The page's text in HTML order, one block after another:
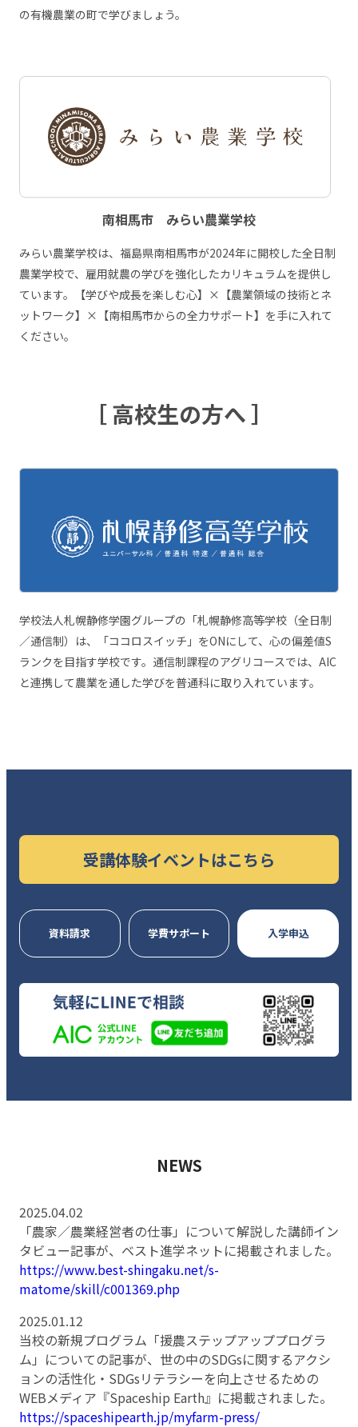
の有機農業の町で学びましょう。
南相馬市 みらい農業学校
みらい農業学校は、福島県南相馬市が2024年に開校した全日制
農業学校で、雇用就農の学びを強化したカリキュラムを提供し
ています。【学びや成長を楽しむ心】×【農業領域の技術とネ
ットワーク】×【南相馬市からの全力サポート】を手に入れて
ください。
［ 高校生の方へ ］
学校法人札幌静修学園グループの「札幌静修高等学校（全日制
／通信制）は、「ココロスイッチ」をONにして、心の偏差値S
ランクを目指す学校です。通信制課程のアグリコースでは、AIC
と連携して農業を通した学びを普通科に取り入れています。
受講体験イベントはこちら
資料請求 学費サポート 入学申込
NEWS
2025.04.02
「農家／農業経営者の仕事」について解説した講師イン
タビュー記事が、ベスト進学ネットに掲載されました。
https://www.best-shingaku.net/s-
matome/skill/c001369.php
2025.01.12
当校の新規プログラム「援農ステップアッププログラ
ム」についての記事が、世の中のSDGsに関するアクシ
ョンの活性化・SDGsリテラシーを向上させるための
WEBメディア『Spaceship Earth』に掲載されました。
https://spaceshipearth.jp/myfarm-press/